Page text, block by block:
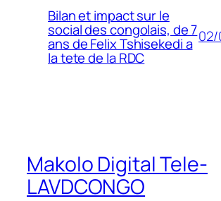
Bilan et impact sur le
social des congolais, de 7
ans de Felix Tshisekedi a
la tete de la RDC
Makolo Digital Tele-
LAVDCONGO